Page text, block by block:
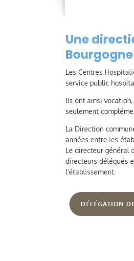
Une
Les Centres
service public
Ils ont ainsi
seulement
La Direction
années entre les
Le directeur général
directeurs délégués
l’établissement.
DÉLÉGATION